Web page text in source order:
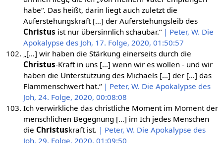
habe“. Das heißt, darin liegt auch zuletzt die
Auferstehungskraft […] der Auferstehungsleib des
Christus ist nur übersinnlich schaubar.“ | Peter, W. Die
Apokalypse des Joh, 17. Folge, 2020, 01:50:57
„[…] wir haben die Stärkung einerseits durch die
Christus-Kraft in uns […] wenn wir es wollen - und wir
haben die Unterstützung des Michaels […] der […] das
Flammenschwert hat.“ | Peter, W. Die Apokalypse des
Joh, 24. Folge, 2020, 00:08:08
Ich verwirkliche das christliche Moment im Moment der
menschlichen Begegnung […] im Ich jedes Menschen
die Christuskraft ist. | Peter, W. Die Apokalypse des
Joh, 29. Folge, 2020, 01:09:50